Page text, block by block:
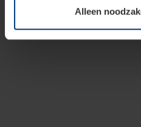
wijzigen of herroepen.
Alleen